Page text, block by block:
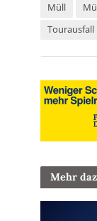
Müll
Tourausfall
Mehr